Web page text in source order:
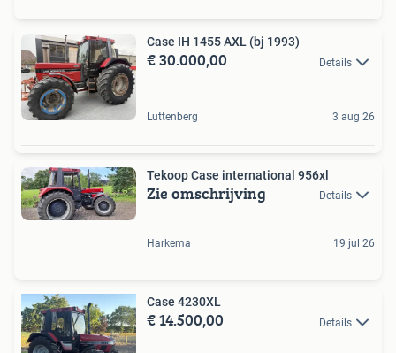
Case IH 1455 AXL (bj 1993)
€ 30.000,00 Details
Luttenberg 3 aug 26
Tekoop Case international 956xl
Zie omschrijving Details
Harkema 19 jul 26
Case 4230XL
€ 14.500,00 Details